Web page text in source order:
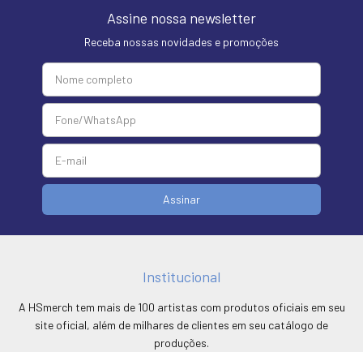
Assine nossa newsletter
Receba nossas novidades e promoções
Institucional
A HSmerch tem mais de 100 artistas com produtos oficiais em seu
site oficial, além de milhares de clientes em seu catálogo de
produções.